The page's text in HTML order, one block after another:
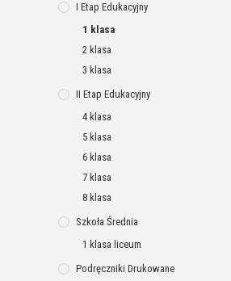
I Etap Edukacyjny
1 klasa
2 klasa
3 klasa
II Etap Edukacyjny
4 klasa
5 klasa
6 klasa
7 klasa
8 klasa
Szkoła Średnia
1 klasa liceum
Podręczniki Drukowane